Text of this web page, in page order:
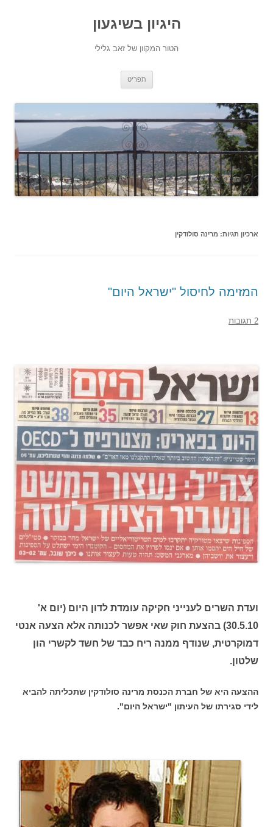
היגיון בשיגעון
הטור המקוון של זאב גלילי
תפריט
ארכיון תגיות: מרינה סולודקין
המזימה לחיסול "ישראל היום"
2 תגובות
ועדת השרים לענייני חקיקה עומדת לדון היום (יום א'
30.5.10) בהצעת חוק שאי אפשר לכנותה אלא הצעה אנטי
דמוקרטית, שנודף ממנה ריח כבד של חשד לקשרי הון
שלטון.
ההצעה היא של חברת הכנסת מרינה סולודקין שתכליתה להביא
לידי סגירתו של העיתון "ישראל היום".